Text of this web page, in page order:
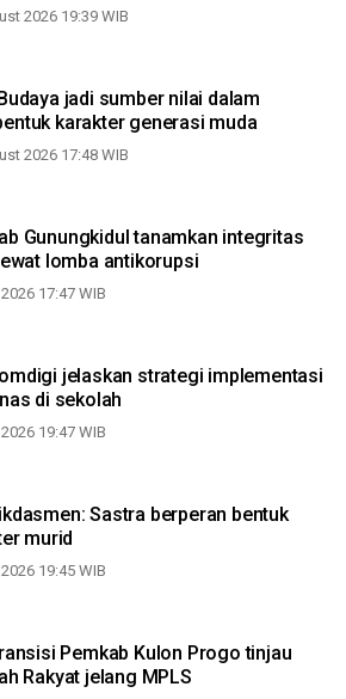
2026 19:39 WIB
jadi sumber nilai dalam
karakter generasi muda
2026 17:48 WIB
Gunungkidul tanamkan integritas
lomba antikorupsi
17:47 WIB
jelaskan strategi implementasi
di sekolah
19:47 WIB
Sastra berperan bentuk
murid
19:45 WIB
Pemkab Kulon Progo tinjau
Rakyat jelang MPLS